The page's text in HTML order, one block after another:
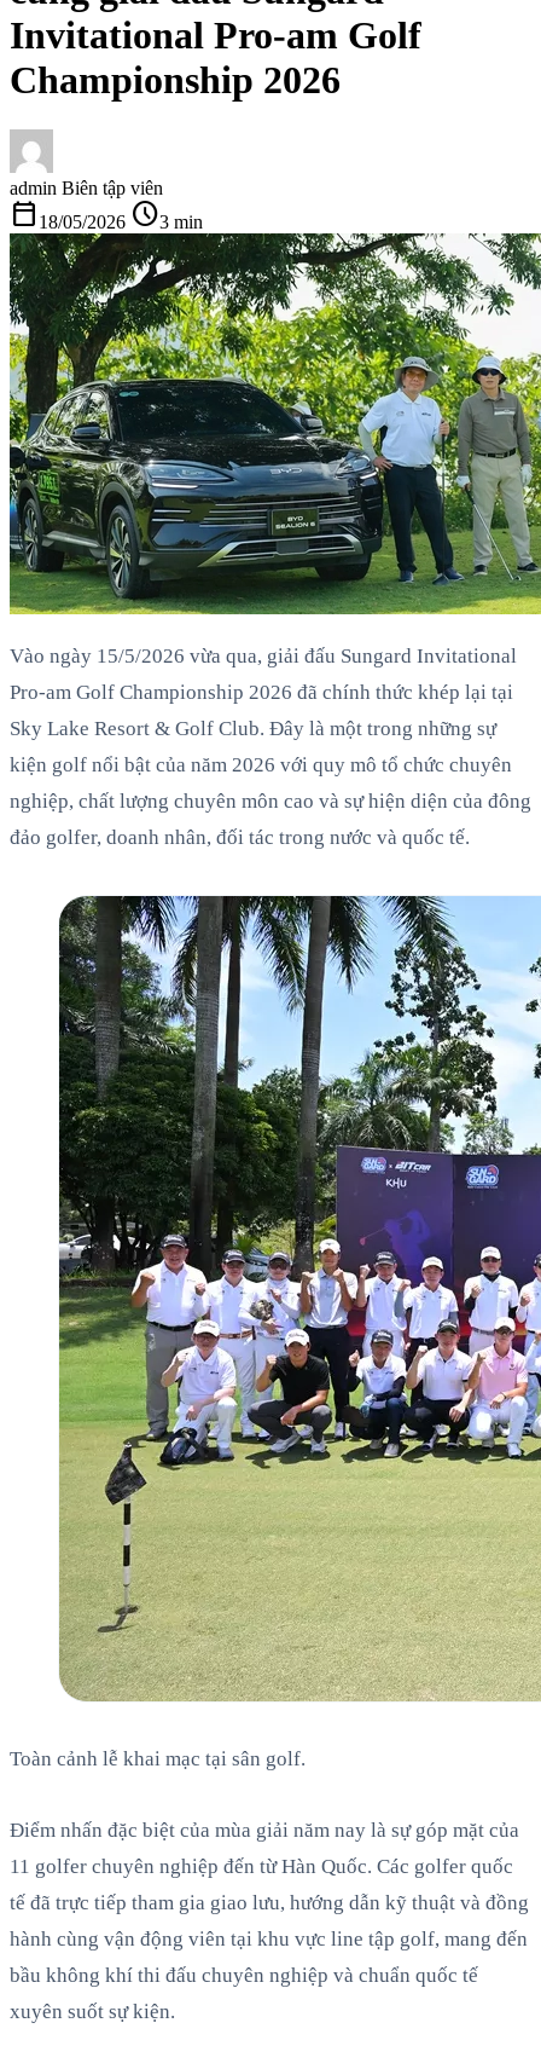
Invitational Pro-am Golf
Championship 2026
admin Biên tập viên
calendar_today 18/05/2026 schedule3 min
Vào ngày 15/5/2026 vừa qua, giải đấu Sungard Invitational
Pro-am Golf Championship 2026 đã chính thức khép lại tại
Sky Lake Resort & Golf Club. Đây là một trong những sự
kiện golf nổi bật của năm 2026 với quy mô tổ chức chuyên
nghiệp, chất lượng chuyên môn cao và sự hiện diện của đông
đảo golfer, doanh nhân, đối tác trong nước và quốc tế.
Toàn cảnh lễ khai mạc tại sân golf.
Điểm nhấn đặc biệt của mùa giải năm nay là sự góp mặt của
11 golfer chuyên nghiệp đến từ Hàn Quốc. Các golfer quốc
tế đã trực tiếp tham gia giao lưu, hướng dẫn kỹ thuật và đồng
hành cùng vận động viên tại khu vực line tập golf, mang đến
bầu không khí thi đấu chuyên nghiệp và chuẩn quốc tế
xuyên suốt sự kiện.